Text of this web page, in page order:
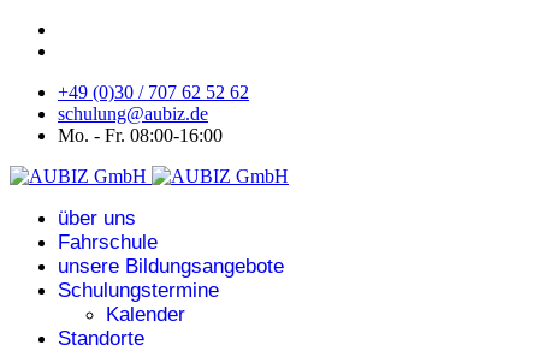
+49 (0)30 / 707 62 52 62
schulung@aubiz.de
Mo. - Fr. 08:00-16:00
über uns
Fahrschule
unsere Bildungsangebote
Schulungstermine
Kalender
Standorte